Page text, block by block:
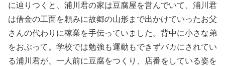
に辿りつくと、浦川君の家は豆腐屋を営んでいて、浦川君
は借金の工面を頼みに故郷の山形まで出かけていったお父
さんの代わりに稼業を手伝っていました。背中に小さな弟
をおぶって。学校では勉強も運動もできずバカにされてい
る浦川君が、一人前に豆腐をつくり、店番をしている姿を